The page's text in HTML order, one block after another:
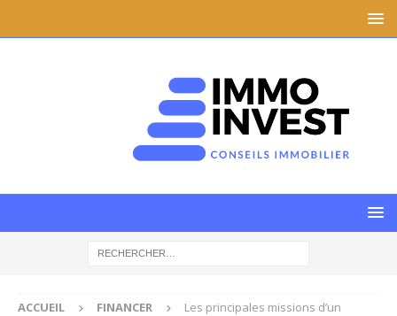
ACCUEIL FINANCER
Les principales missions d’un